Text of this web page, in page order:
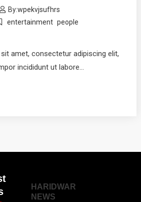
By:wpekvjsufhrs
entertainment people
amet, consectetur adipiscing elit,
incididunt ut labore…
HARIDWAR
NEWS